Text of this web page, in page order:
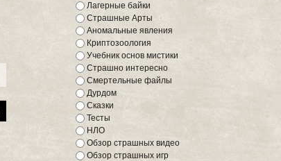
Лагерные байки
Страшные Арты
Аномальные явления
Криптозоология
Учебник основ мистики
Страшно интересно
Смертельные файлы
Дурдом
Сказки
Тесты
НЛО
Обзор страшных видео
Обзор страшных игр